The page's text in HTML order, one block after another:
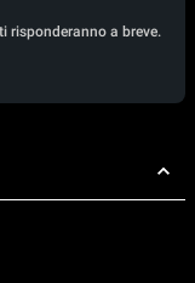
risponderanno a breve.